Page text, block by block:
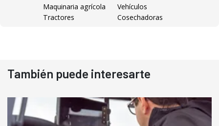
Maquinaria agrícola
Vehículos
Tractores
Cosechadoras
También puede interesarte